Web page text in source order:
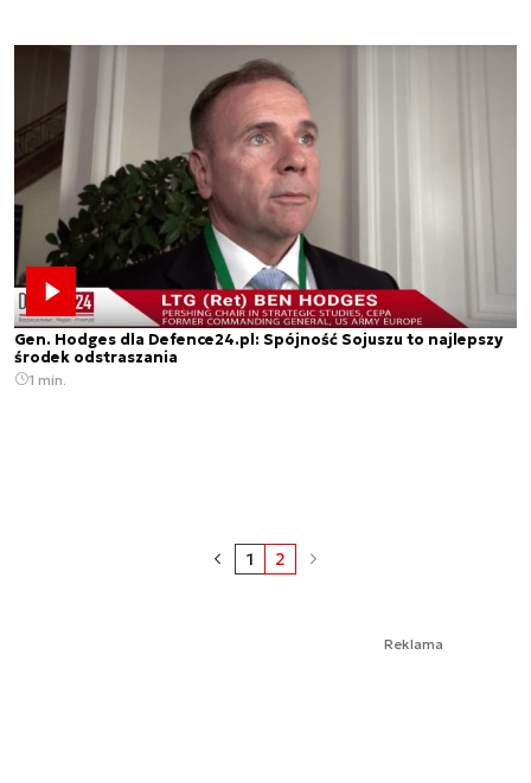
Gen. Hodges dla Defence24.pl: Spójność Sojuszu to najlepszy
środek odstraszania
1 min.
1 2
Reklama